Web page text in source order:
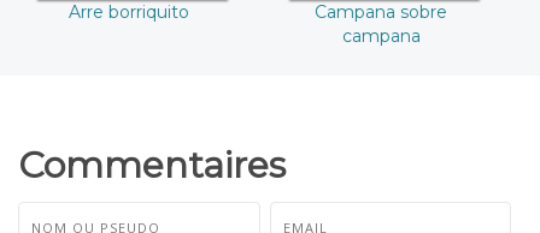
Arre borriquito
Campana sobre
campana
Commentaires